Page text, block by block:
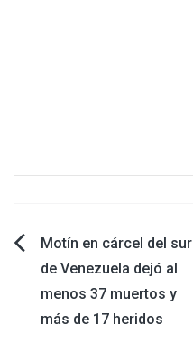
Navegación
de
entradas
Motín en cárcel del sur
de Venezuela dejó al
menos 37 muertos y
más de 17 heridos